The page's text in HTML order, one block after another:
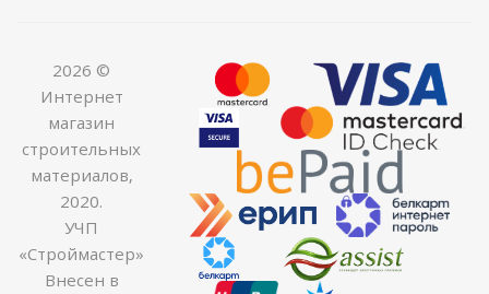
2026 ©
Интернет
магазин
строительных
материалов,
2020.
УЧП
«Строймастер»
Внесен в